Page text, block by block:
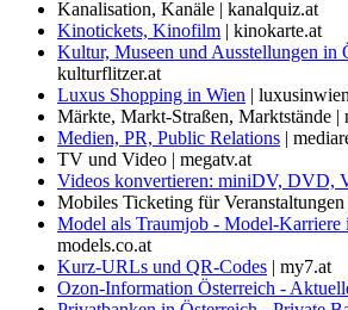
Kanalisation, Kanäle | kanalquiz.at
Kinotickets, Kinofilm | kinokarte.at
Kultur, Museen und Ausstellungen in
kulturflitzer.at
Luxus Shopping in Wien |
Märkte, Markt-Straßen, Marktstände |
Medien, PR, Public Relations |
TV und Video | megatv.at
Videos konvertieren: miniDV, DVD,
Mobiles Ticketing für
Model als Traumjob - Model-Karriere
models.co.at
Kurz-URLs und QR-Codes | my7.at
Ozon-Information Österreich -